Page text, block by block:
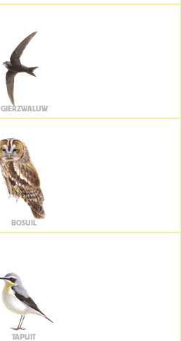
GIERZWALUW
BOSUIL
TAPUIT